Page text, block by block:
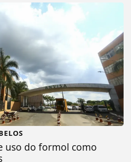
uso do formol como